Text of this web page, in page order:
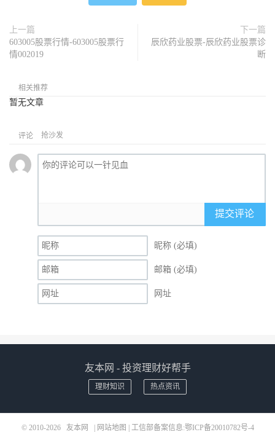
上一篇
603005股票行情-603005股票行
情002019
下一篇
辰欣药业股票-辰欣药业股票诊
断
相关推荐
暂无文章
评论 抢沙发
提交评论
昵称 (必填)
邮箱 (必填)
网址
友本网 - 投资理财好帮手
理财知识 热点资讯
© 2010-2026 友本网 网站地图 | 工信部备案信息:鄂ICP备20010782号-4